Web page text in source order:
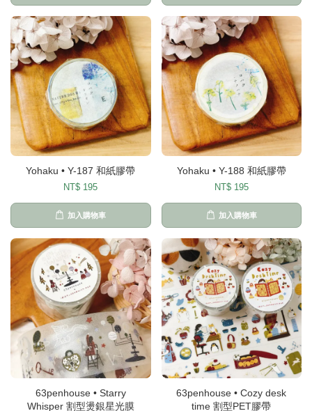
Yohaku • Y-187 和紙膠帶
NT$ 195
加入購物車
Yohaku • Y-188 和紙膠帶
NT$ 195
加入購物車
63penhouse • Starry
Whisper 割型燙銀星光膜
63penhouse • Cozy desk
time 割型PET膠帶